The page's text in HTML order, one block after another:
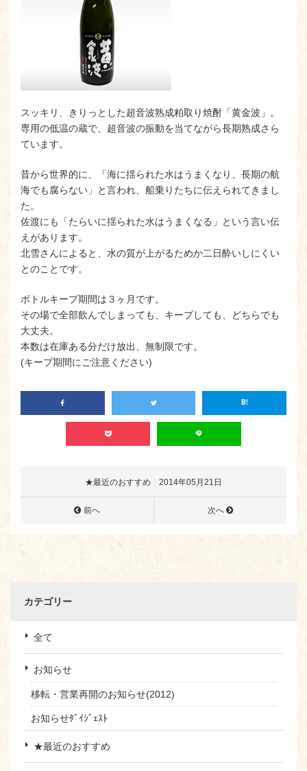
スッキリ、きりっとした超音波熟成粕取り焼酎「黄金波」。
専用の低温の蔵で、超音波の振動を当てながら長期熟成さら
ています。
昔から世界的に、「海に揺られた水はうまくなり、長期の航
海でも腐らない」と言われ、船乗りたちに伝えられてきまし
た。
佐渡にも「たらいに揺られた水はうまくなる」という言い伝
えがあります。
北雪さんによると、水の質が上がるためか二日酔いしにくい
とのことです。
ボトルキープ期間は３ヶ月です。
その場で全部飲んでしまっても、キープしても、どちらでも
大丈夫。
本数は在庫ある分だけ放出、無制限です。
(キープ期間にご注意ください)
★最近のおすすめ 2014年05月21日
前へ 次へ
カテゴリー
全て
お知らせ
移転・営業再開のお知らせ(2012)
お知らせﾀﾞｲｼﾞｪｽﾄ
★最近のおすすめ